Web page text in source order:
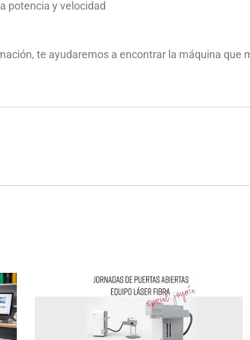
potencia y velocidad
te ayudaremos a encontrar la máquina que